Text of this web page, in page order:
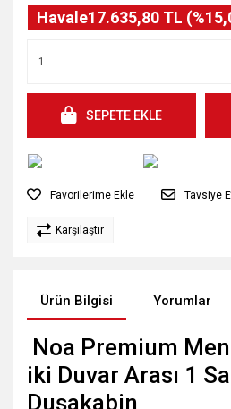
Havale17.635,80 TL
SEPETE EKLE
Tavsiye
Karşılaştır
Ürün Bilgisi Yorumlar
Noa Premium
iki Duvar Arası 1
Duşakabin